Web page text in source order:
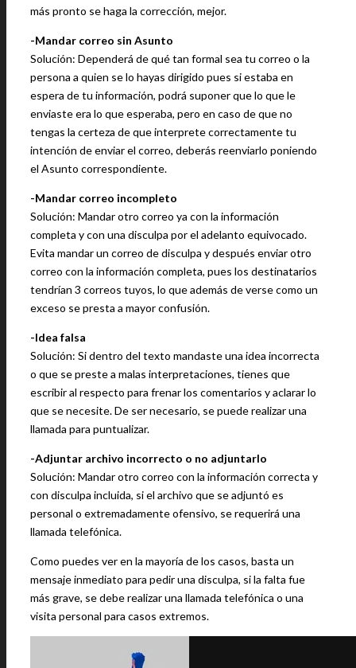
más pronto se haga la corrección, mejor.
-Mandar correo sin Asunto
Solución: Dependerá de qué tan formal sea tu correo o la
persona a quien se lo hayas dirigido pues si estaba en
espera de tu información, podrá suponer que lo que le
enviaste era lo que esperaba, pero en caso de que no
tengas la certeza de que interprete correctamente tu
intención de enviar el correo, deberás reenviarlo poniendo
el Asunto correspondiente.
-Mandar correo incompleto
Solución: Mandar otro correo ya con la información
completa y con una disculpa por el adelanto equivocado.
Evita mandar un correo de disculpa y después enviar otro
correo con la información completa, pues los destinatarios
tendrían 3 correos tuyos, lo que además de verse como un
exceso se presta a mayor confusión.
-Idea falsa
Solución: Si dentro del texto mandaste una idea incorrecta
o que se preste a malas interpretaciones, tienes que
escribir al respecto para frenar los comentarios y aclarar lo
que se necesite. De ser necesario, se puede realizar una
llamada para puntualizar.
-Adjuntar archivo incorrecto o no adjuntarlo
Solución: Mandar otro correo con la información correcta y
con disculpa incluida, si el archivo que se adjuntó es
personal o extremadamente ofensivo, se requerirá una
llamada telefónica.
Como puedes ver en la mayoría de los casos, basta un
mensaje inmediato para pedir una disculpa, si la falta fue
más grave, se debe realizar una llamada telefónica o una
visita personal para casos extremos.